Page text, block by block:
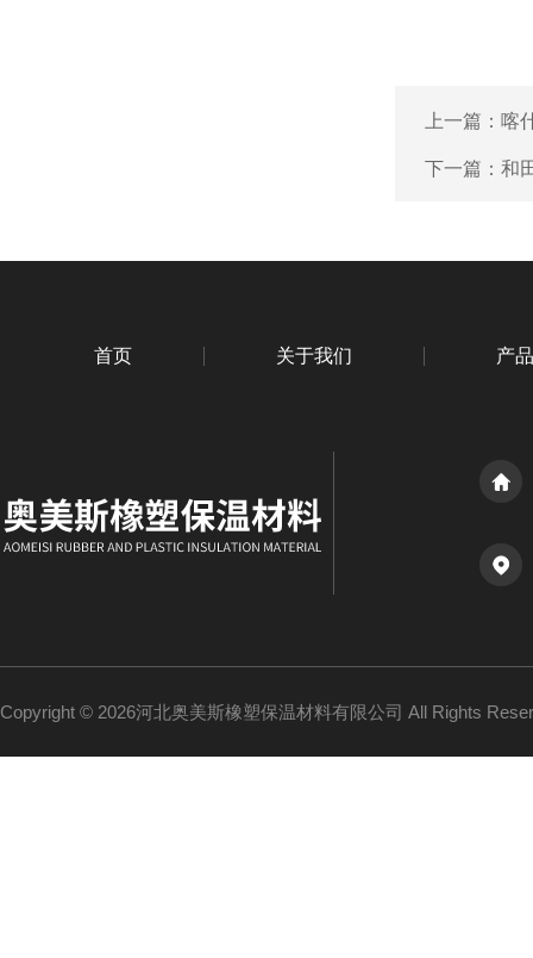
上一篇： 喀
下一篇： 和
首页 关于我们 产
Copyright © 2026河北奥美斯橡塑保温材料有限公司 All Rights